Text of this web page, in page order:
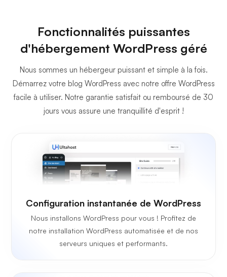
Fonctionnalités puissantes
d'hébergement WordPress géré
Nous sommes un hébergeur puissant et simple à la fois.
Démarrez votre blog WordPress avec notre offre WordPress
facile à utiliser. Notre garantie satisfait ou remboursé de 30
jours vous assure une tranquillité d'esprit !
Configuration instantanée de WordPress
Nous installons WordPress pour vous ! Profitez de
notre installation WordPress automatisée et de nos
serveurs uniques et performants.